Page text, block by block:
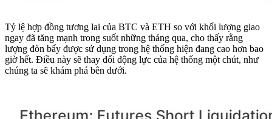
Tỷ lệ hợp đồng tương lai của BTC và ETH so với khối lượng giao
ngay đã tăng mạnh trong suốt những tháng qua, cho thấy rằng
lượng đòn bẩy được sử dụng trong hệ thống hiện đang cao hơn bao
giờ hết. Điều này sẽ thay đổi động lực của hệ thống một chút, như
chúng ta sẽ khám phá bên dưới.